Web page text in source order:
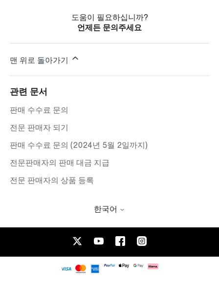
도움이 필요하십니까?
언제든 문의주세요
맨 위로 돌아가기
관련 문서
판매 수수료 문의
전문 판매자 되기
판매 수수료 문의 (2024년 5월 2일까지)
전문판매자의 판매 대금 지급
전문 판매자의 상품 등록
한국어